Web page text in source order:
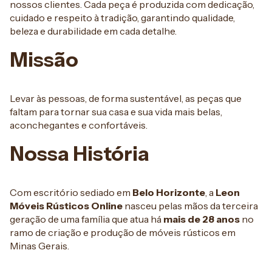
nossos clientes. Cada peça é produzida com dedicação,
cuidado e respeito à tradição, garantindo qualidade,
beleza e durabilidade em cada detalhe.
Missão
Levar às pessoas, de forma sustentável, as peças que
faltam para tornar sua casa e sua vida mais belas,
aconchegantes e confortáveis.
Nossa História
Com escritório sediado em Belo Horizonte, a Leon
Móveis Rústicos Online nasceu pelas mãos da terceira
geração de uma família que atua há mais de 28 anos no
ramo de criação e produção de móveis rústicos em
Minas Gerais.